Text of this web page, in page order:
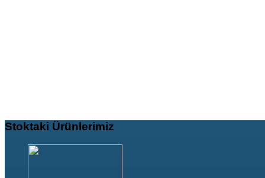
Stoktaki Ürünlerimiz